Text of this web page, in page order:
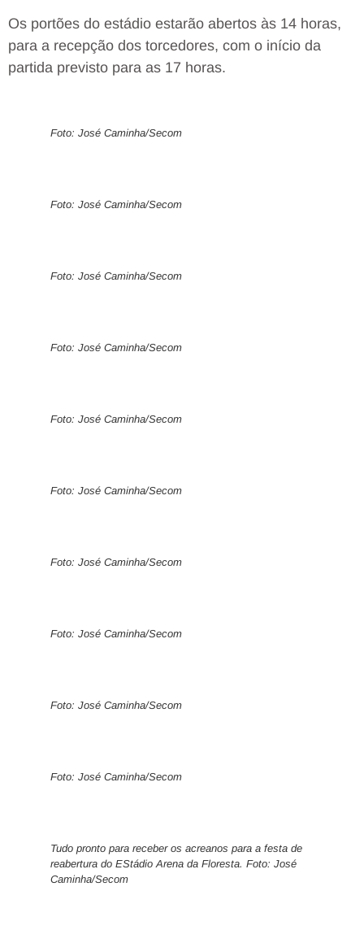
Os portões do estádio estarão abertos às 14 horas,
para a recepção dos torcedores, com o início da
partida previsto para as 17 horas.
Foto: José Caminha/Secom
Foto: José Caminha/Secom
Foto: José Caminha/Secom
Foto: José Caminha/Secom
Foto: José Caminha/Secom
Foto: José Caminha/Secom
Foto: José Caminha/Secom
Foto: José Caminha/Secom
Foto: José Caminha/Secom
Foto: José Caminha/Secom
Tudo pronto para receber os acreanos para a festa de
reabertura do EStádio Arena da Floresta. Foto: José
Caminha/Secom